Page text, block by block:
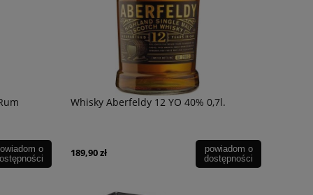
o
Whisky Aberfeldy 12 YO 40% 0,7l.
189,90 zł
powiadom o
dostępności